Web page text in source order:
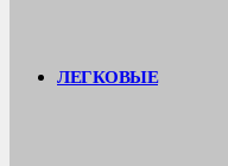
ЛЕГКОВЫЕ